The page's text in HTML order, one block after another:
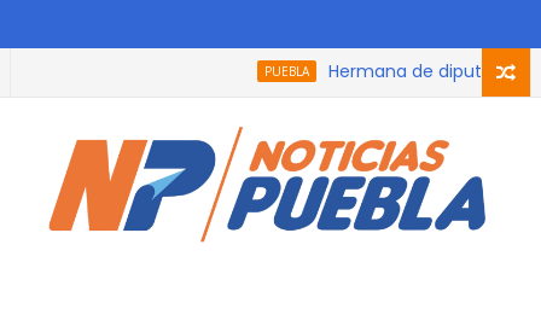
PUEBLA Hermana de diputada de